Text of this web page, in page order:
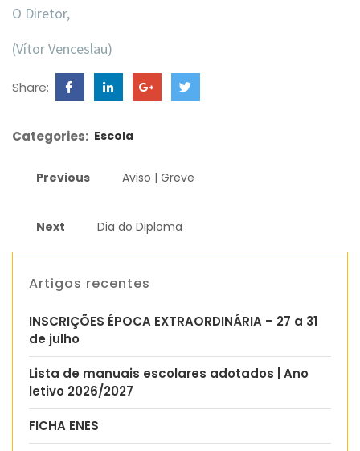
O Diretor,
(Vítor Venceslau)
Share:
Categories: Escola
Previous Aviso | Greve
Next Dia do Diploma
Artigos recentes
INSCRIÇÕES ÉPOCA EXTRAORDINÁRIA – 27 a 31
de julho
Lista de manuais escolares adotados | Ano
letivo 2026/2027
FICHA ENES